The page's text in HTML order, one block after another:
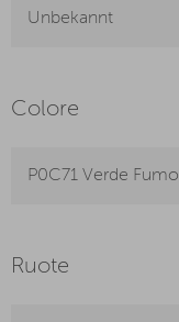
Unbekannt
Colore
P0C71 Verde Fumo
Ruote